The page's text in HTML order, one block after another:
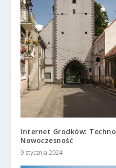
Internet Grodków:
Nowoczesność
9 stycznia 2024